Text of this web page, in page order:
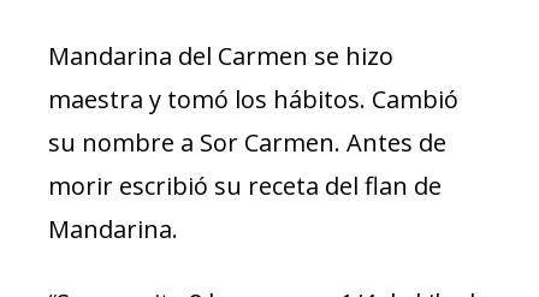
Mandarina del Carmen se hizo
maestra y tomó los hábitos. Cambió
su nombre a Sor Carmen. Antes de
morir escribió su receta del flan de
Mandarina.